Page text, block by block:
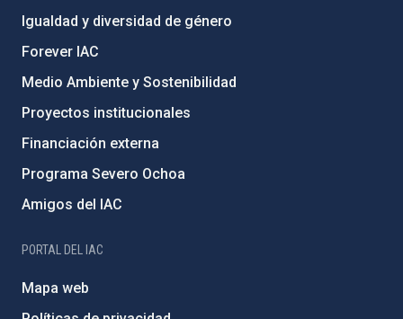
Igualdad y diversidad de género
Forever IAC
Medio Ambiente y Sostenibilidad
Proyectos institucionales
Financiación externa
Programa Severo Ochoa
Amigos del IAC
PORTAL DEL IAC
Mapa web